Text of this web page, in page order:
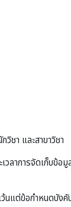
ชา และสาขาวิชา
าการจัดเก็บข้อมู
ว้นแต่ข้อกำหนดบัง